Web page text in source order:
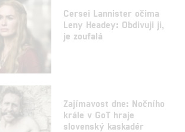
Cersei Lannister očima
Leny Headey: Obdivuji ji,
je zoufalá
Zajímavost dne: Nočního
krále v GoT hraje
slovenský kaskadér